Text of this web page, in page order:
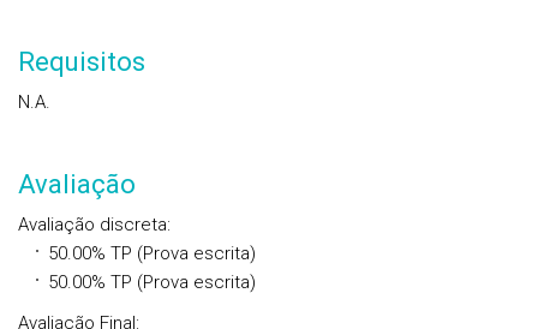
Requisitos
N.A.
Avaliação
Avaliação discreta:
50.00% TP (Prova escrita)
50.00% TP (Prova escrita)
Avaliação Final: